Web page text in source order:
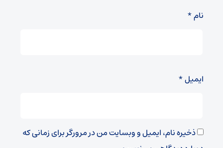
نام*
ایمیل*
ذخیره نام، ایمیل و وبسایت من در مرورگر برای زمانی که